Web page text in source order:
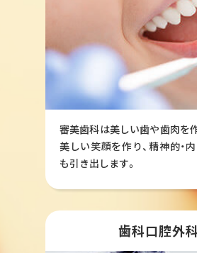
審美歯科は美しい歯や歯肉を
美しい笑顔を作り、精神的・
も引き出します。
歯科口腔外